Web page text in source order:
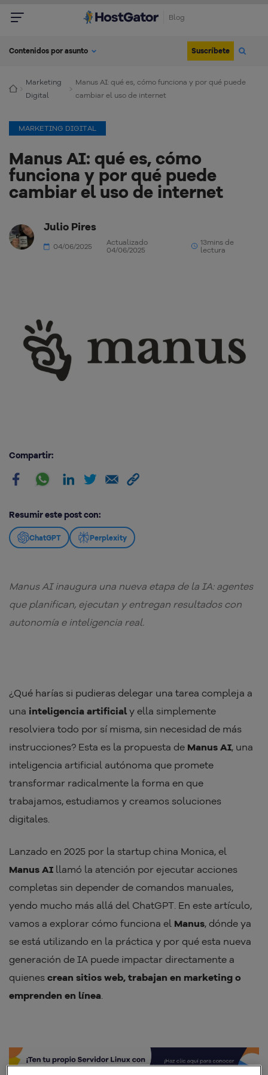
Blog
Contenidos por asunto Suscríbete
Marketing
Digital
Manus AI: qué es, cómo funciona y por qué puede
cambiar el uso de internet
MARKETING DIGITAL
Manus AI: qué es, cómo
funciona y por qué puede
cambiar el uso de internet
Julio Pires
04/06/2025
Actualizado
04/06/2025
13mins de
lectura
Compartir:
Resumir este post con:
ChatGPT Perplexity
Manus AI inaugura una nueva etapa de la IA: agentes
que planifican, ejecutan y entregan resultados con
autonomía e inteligencia real.
¿Qué harías si pudieras delegar una tarea compleja a
una inteligencia artificialy ella simplemente
resolviera todo por sí misma, sin necesidad de más
instrucciones? Esta es la propuesta de Manus AI, una
inteligencia artificial autónoma que promete
transformar radicalmente la forma en que
trabajamos, estudiamos y creamos soluciones
digitales.
Lanzado en 2025 por la startup china Monica, el
Manus AI llamó la atención por ejecutar acciones
completas sin depender de comandos manuales,
yendo mucho más allá del ChatGPT. En este artículo,
vamos a explorar cómo funciona el Manus, dónde ya
se está utilizando en la práctica y por qué esta nueva
generación de IA puede impactar directamente a
quienes crean sitios web, trabajan en marketing o
emprenden en línea.